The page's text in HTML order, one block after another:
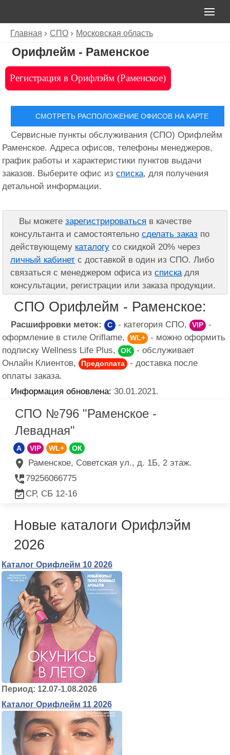
Главная СПО Московская область
Орифлейм - Раменское
Регистрация в Орифлэйм (Раменское)
СМОТРЕТЬ РАСПОЛОЖЕНИЕ ОФИСОВ НА КАРТЕ
Сервисные пункты обслуживания (СПО) Орифлейм
Раменское. Адреса офисов, телефоны менеджеров,
график работы и характеристики пунктов выдачи
заказов. Выберите офис изсписка, для получения
детальной информации.
Вы можетезарегистрироваться в качестве
консультанта и самостоятельносделать заказ по
действующему каталогу со скидкой 20% через
личный кабинет с доставкой в один из СПО. Либо
связаться с менеджером офиса изспискадля
консультации, регистрации или заказа продукции.
СПО Орифлейм - Раменское:
Расшифровки меток: C - категория СПО, VIP
-
оформление в стиле Oriflame, WL+
- можно оформить
подписку Wellness Life Plus, OK
- обслуживает
Онлайн Клиентов, Предоплата
- доставка после
оплаты заказа.
Информация обновлена: 30.01.2021.
СПО №796 "Раменское -
Левадная"
A VIP WL+ ОК
Раменское, Советская ул., д. 1Б, 2 этаж.
79256066775
СР, СБ 12-16
Новые каталоги Орифлэйм
2026
Каталог Орифлейм 10 2026
Период: 12.07-1.08.2026
Каталог Орифлейм 11 2026